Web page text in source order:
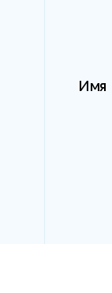
Имя